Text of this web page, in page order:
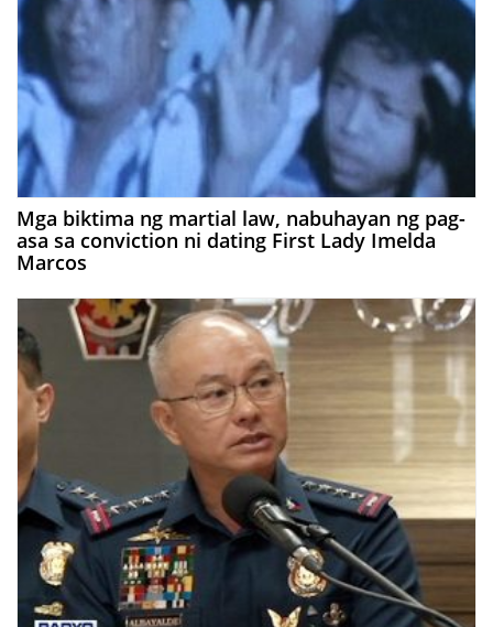
Mga biktima ng martial law, nabuhayan ng pag-
asa sa conviction ni dating First Lady Imelda
Marcos